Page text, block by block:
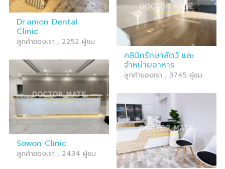
Dr.amon Dental
Clinic
ลูกค้าของเรา , 2252 ผู้ชม
คลินิกรักษาสัตว์ และ
จำหน่ายอาหาร
ลูกค้าของเรา , 3745 ผู้ชม
Sowon Clinic
ลูกค้าของเรา , 2434 ผู้ชม